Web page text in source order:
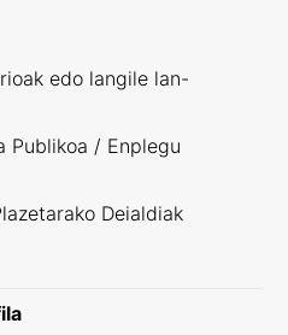
edo langile lan-
Publikoa / Enplegu
Deialdiak